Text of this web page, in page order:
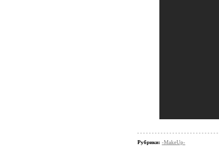
Рубрики: -MakeUp-